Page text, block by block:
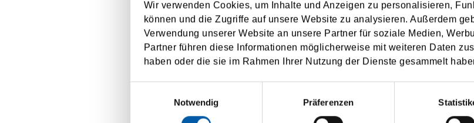
Wir verwenden Cookies, um Inhalte und Anzeigen zu personalisieren,
können und die Zugriffe auf unsere Website zu analysieren. Außerdem
Verwendung unserer Website an unsere Partner für soziale Medien,
Partner führen diese Informationen möglicherweise mit weiteren Daten
haben oder die sie im Rahmen Ihrer Nutzung der Dienste gesammelt
Notwendig
Präferenzen
of charge at any time.
I agree to the use of my personal data according to theprivacy policy
SUBMIT